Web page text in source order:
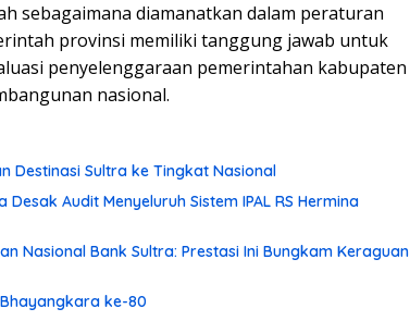
sebagaimana diamanatkan dalam peraturan
provinsi memiliki tanggung jawab untuk
penyelenggaraan pemerintahan kabupaten
nasional.
Destinasi Sultra ke Tingkat Nasional
Audit Menyeluruh Sistem IPAL RS Hermina
Nasional Bank Sultra: Prestasi Ini Bungkam Keraguan
ke-80